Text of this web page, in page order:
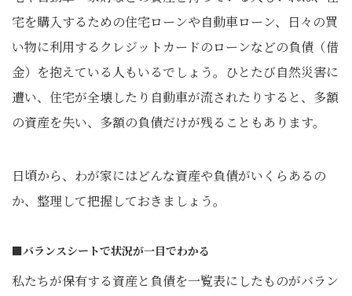
宅を購入するための住宅ローンや自動車ローン、日々の買
い物に利用するクレジットカードのローンなどの負債（借
金）を抱えている人もいるでしょう。ひとたび自然災害に
遭い、住宅が全壊したり自動車が流されたりすると、多額
の資産を失い、多額の負債だけが残ることもあります。
日頃から、わが家にはどんな資産や負債がいくらあるの
か、整理して把握しておきましょう。
■バランスシートで状況が一目でわかる
私たちが保有する資産と負債を一覧表にしたものがバラン